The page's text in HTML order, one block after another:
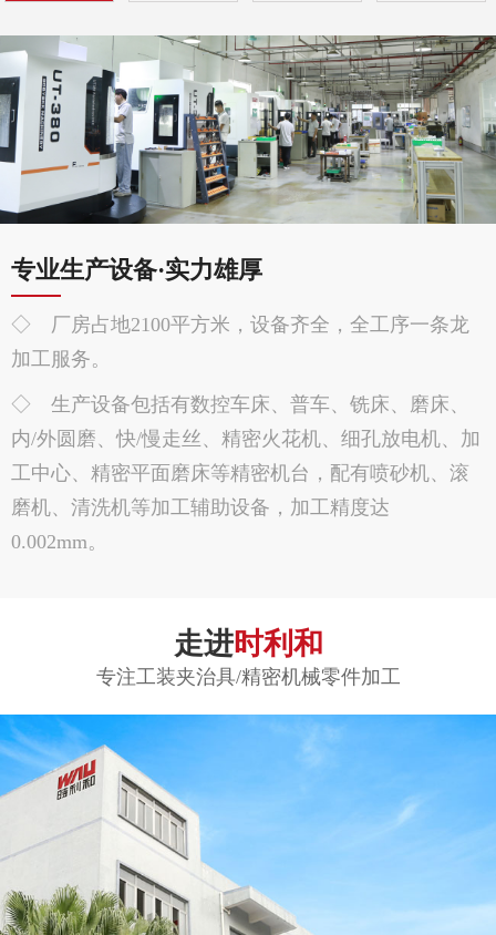
专业生产设备·实力雄厚
◇ 厂房占地2100平方米，设备齐全，全工序一条龙
加工服务。
◇ 生产设备包括有数控车床、普车、铣床、磨床、
内/外圆磨、快/慢走丝、精密火花机、细孔放电机、加
工中心、精密平面磨床等精密机台，配有喷砂机、滚
磨机、清洗机等加工辅助设备，加工精度达
0.002mm。
走进时利和
专注工装夹治具/精密机械零件加工